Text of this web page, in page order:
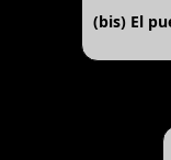
(bis) El